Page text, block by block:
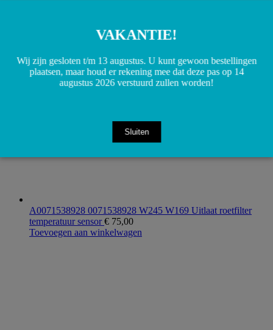
30,00
Toevoegen aan winkelwagen
A0071538928 0071538928 W245 W169 Uitlaat roetfilter
temperatuur sensor€ 75,00
Toevoegen aan winkelwagen
VAKANTIE!
Wij zijn gesloten t/m 13 augustus. U kunt gewoon bestellingen
plaatsen, maar houd er rekening mee dat deze pas op 14
augustus 2026 verstuurd zullen worden!
Sluiten